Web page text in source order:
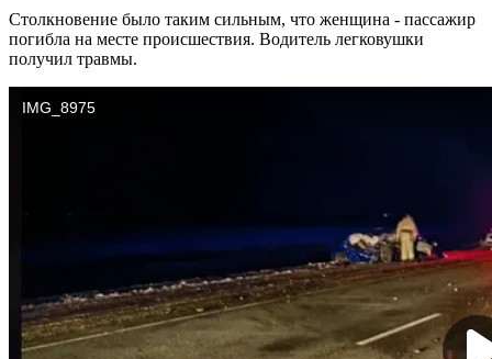
Столкновение было таким сильным, что женщина - пассажир
погибла на месте происшествия. Водитель легковушки
получил травмы.